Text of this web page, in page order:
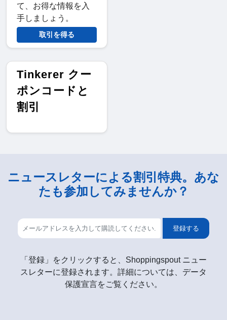
て、お得な情報を入
手しましょう。
取引を得る
Tinkerer クー
ポンコードと
割引
ニュースレターによる割引特典。あな
たも参加してみませんか？
登録する
「登録」をクリックすると、Shoppingspout ニュー
スレターに登録されます。詳細については、データ
保護宣言をご覧ください。